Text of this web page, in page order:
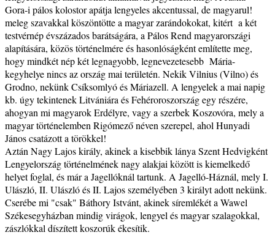
Gora-i pálos kolostor apátja lengyeles akcentussal, de magyarul!
meleg szavakkal köszöntötte a magyar zarándokokat, kitért a két
testvérnép évszázados barátságára, a Pálos Rend magyarországi
alapítására, közös történelmére és hasonlóságként említette meg,
hogy mindkét nép két legnagyobb, legnevezetesebb Mária-
kegyhelye nincs az ország mai területén. Nekik Vilnius (Vilno) és
Grodno, nekünk Csíksomlyó és Máriazell. A lengyelek a mai napig
kb. úgy tekintenek Litvániára és Fehéroroszország egy részére,
ahogyan mi magyarok Erdélyre, vagy a szerbek Koszovóra, mely a
magyar történelemben Rigómező néven szerepel, ahol Hunyadi
János csatázott a törökkel!
Aztán Nagy Lajos király, akinek a kisebbik lánya Szent Hedvigként
Lengyelország történelmének nagy alakjai között is kiemelkedő
helyet foglal, és már a Jagellóknál tartunk. A Jagelló-Háznál, mely I.
Ulászló, II. Ulászló és II. Lajos személyében 3 királyt adott nekünk.
Cserébe mi "csak" Báthory Istvánt, akinek síremlékét a Wawel
Székesegyházban mindig virágok, lengyel és magyar szalagokkal,
zászlókkal díszített koszorúk ékesítik.